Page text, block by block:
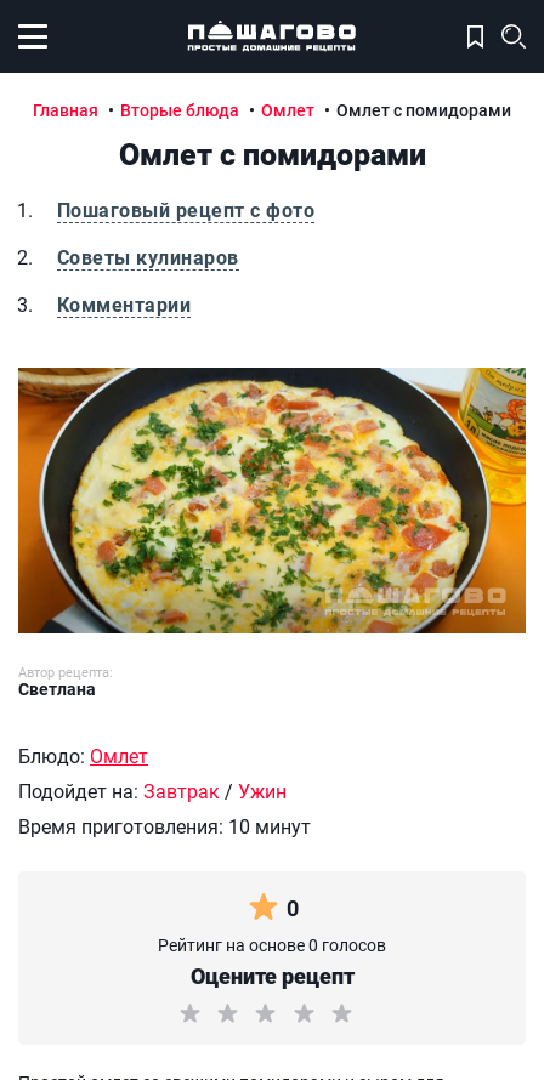
Открыть меню
Главная Вторые блюда Омлет Омлет с помидорами
Омлет с помидорами
Пошаговый рецепт с фото
Советы кулинаров
Комментарии
Омлет с помидорами
Автор рецепта:
Светлана
Блюдо: Омлет
Подойдет на: Завтрак / Ужин
Время приготовления: 10 минут
0
Рейтинг на основе 0 голосов
Оцените рецепт